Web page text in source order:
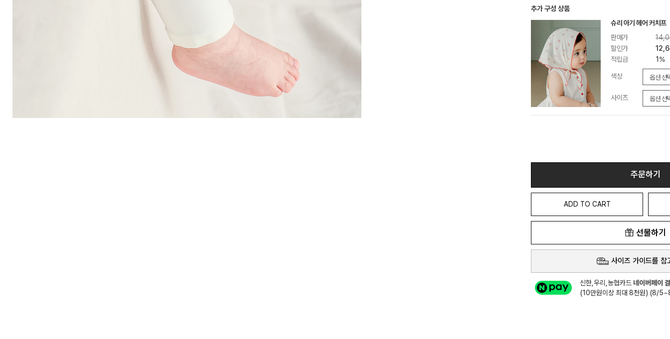
추가 구성 상품
슈리 아기 헤어 커치프
판매가
할인가
적립금
1%
색상
사이즈
주문하기
ADD TO CART
선물하기
사이즈 가이드를 참
신한,우리,농협카드 네이버페이
(10만원이상 최대 8천원) (8/